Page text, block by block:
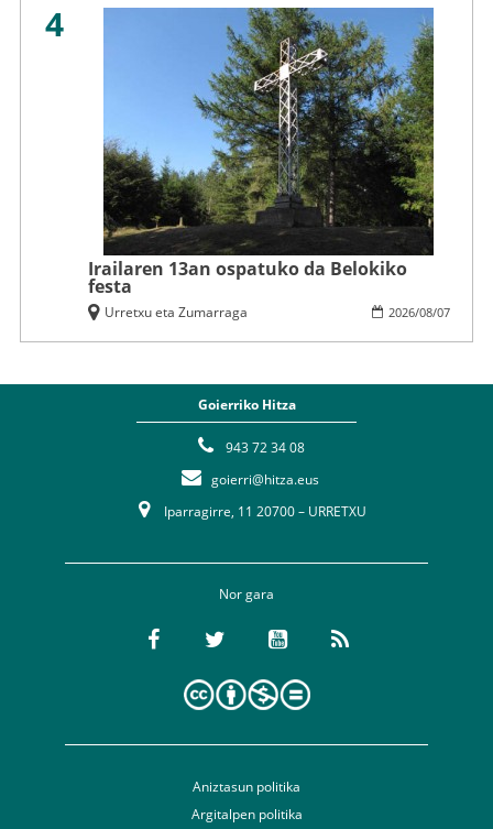
4
Irailaren 13an ospatuko da Belokiko
festa
2026/08/07
Urretxu eta Zumarraga
Goierriko Hitza
943 72 34 08
goierri@hitza.eus
Iparragirre, 11 20700 – URRETXU
Nor gara
Aniztasun politika
Argitalpen politika